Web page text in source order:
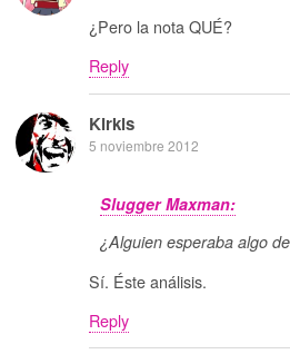
¿Pero la nota QUÉ?
Reply
Kirkis
5 noviembre 2012
Slugger Maxman:
¿Alguien esperaba algo
Sí. Éste análisis.
Reply